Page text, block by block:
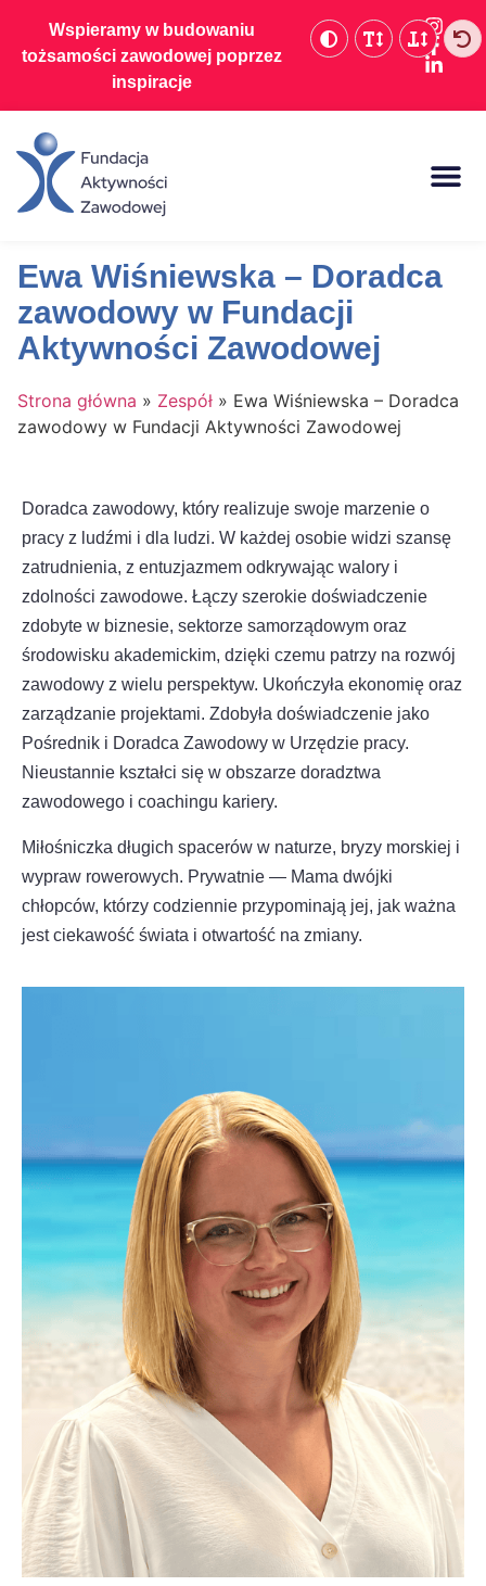
Wspieramy w budowaniu
tożsamości zawodowej poprzez
inspiracje
Ewa Wiśniewska – Doradca
zawodowy w Fundacji
Aktywności Zawodowej
Strona główna » Zespół » Ewa Wiśniewska – Doradca
zawodowy w Fundacji Aktywności Zawodowej
Doradca zawodowy, który realizuje swoje marzenie o
pracy z ludźmi i dla ludzi. W każdej osobie widzi szansę
zatrudnienia, z entuzjazmem odkrywając walory i
zdolności zawodowe. Łączy szerokie doświadczenie
zdobyte w biznesie, sektorze samorządowym oraz
środowisku akademickim, dzięki czemu patrzy na rozwój
zawodowy z wielu perspektyw. Ukończyła ekonomię oraz
zarządzanie projektami. Zdobyła doświadczenie jako
Pośrednik i Doradca Zawodowy w Urzędzie pracy.
Nieustannie kształci się w obszarze doradztwa
zawodowego i coachingu kariery.
Miłośniczka długich spacerów w naturze, bryzy morskiej i
wypraw rowerowych. Prywatnie — Mama dwójki
chłopców, którzy codziennie przypominają jej, jak ważna
jest ciekawość świata i otwartość na zmiany.